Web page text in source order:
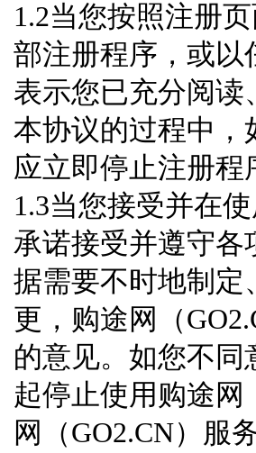
1.2当您按照注册
部注册程序，或以
表示您已充分阅
本协议的过程中，
应立即停止注册
1.3当您接受并在
承诺接受并遵守各
据需要不时地制定
更，购途网（
的意见。如您不
起停止使用购途网
网（GO2.CN）服